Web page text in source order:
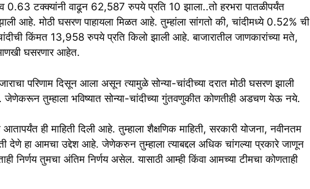
0.63 टक्क्यांनी वाढून 62,587 रुपये प्रति 10 झाला..तो हरभरा पातळीपर्यंत
झाली आहे. मोठी घसरण पाहायला मिळत आहे. तुम्हांला सांगतो की, चांदीमध्ये 0.52% ची
किंमत 13,958 रुपये प्रति किलो झाली आहे. बाजारातील जाणकारांच्या मते,
आणखी घसरणार आहेत.
परिणाम दिसून आला असून त्यामुळे सोन्या-चांदीच्या दरात मोठी घसरण झाली
तुम्हाला भविष्यात सोन्या-चांदीच्या गुंतवणुकीत कोणतीही अडचण येऊ नये.
ही माहिती दिली आहे. तुम्‍हाला शैक्षणिक माहिती, सरकारी योजना, नवीनतम
देणे हा आमचा उद्देश आहे. जेणेकरुन तुम्हाला त्याबद्दल अधिक चांगल्या प्रकारे जाणून
निर्णय तुमचा अंतिम निर्णय असेल. यासाठी आम्ही किंवा आमच्या टीमचा कोणताही